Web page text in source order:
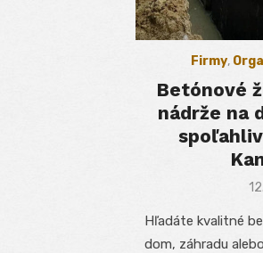
Firmy,
Betónové
nádrže na
Hľadáte kvalitné
dom, záhradu